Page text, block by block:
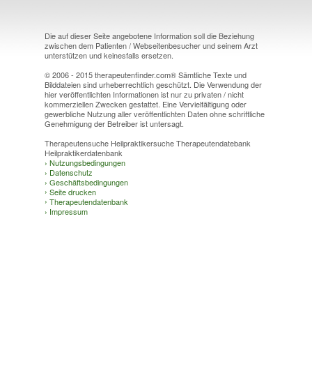
Die auf dieser Seite angebotene Information soll die Beziehung
zwischen dem Patienten / Webseitenbesucher und seinem Arzt
unterstützen und keinesfalls ersetzen.
© 2006 - 2015 therapeutenfinder.com® Sämtliche Texte und
Bilddateien sind urheberrechtlich geschützt. Die Verwendung der
hier veröffentlichten Informationen ist nur zu privaten / nicht
kommerziellen Zwecken gestattet. Eine Vervielfältigung oder
gewerbliche Nutzung aller veröffentlichten Daten ohne schriftliche
Genehmigung der Betreiber ist untersagt.
Therapeutensuche Heilpraktikersuche Therapeutendatebank
Heilpraktikerdatenbank
› Nutzungsbedingungen
› Datenschutz
› Geschäftsbedingungen
› Seite drucken
› Therapeutendatenbank
› Impressum